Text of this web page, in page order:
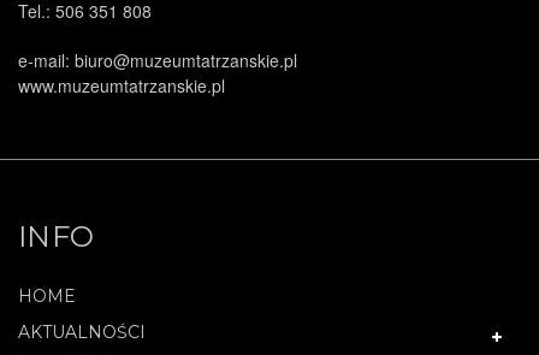
Tel.: 506 351 808
e-mail: biuro@muzeumtatrzanskie.pl
www.muzeumtatrzanskie.pl
INFO
HOME
AKTUALNOŚCI